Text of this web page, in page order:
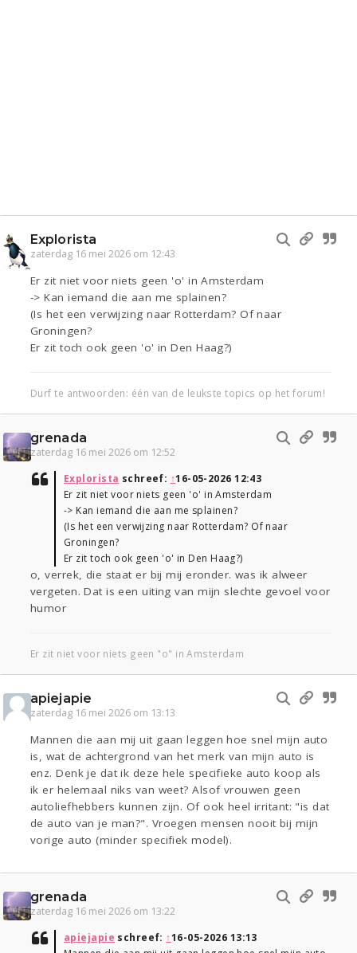
Explorista
zaterdag 16 mei 2026 om 12:43
Er zit niet voor niets geen 'o' in Amsterdam
-> Kan iemand die aan me splainen?
(Is het een verwijzing naar Rotterdam? Of naar
Groningen?
Er zit toch ook geen 'o' in Den Haag?)
Durf te antwoorden: één van de leukste topics op het forum!
grenada
zaterdag 16 mei 2026 om 12:52
Explorista schreef: ↑16-05-2026 12:43
Er zit niet voor niets geen 'o' in Amsterdam
-> Kan iemand die aan me splainen?
(Is het een verwijzing naar Rotterdam? Of naar
Groningen?
Er zit toch ook geen 'o' in Den Haag?)
o, verrek, die staat er bij mij eronder. was ik alweer
vergeten. Dat is een uiting van mijn slechte gevoel voor
humor
Er zit niet voor niets geen "o" in Amsterdam
apiejapie
zaterdag 16 mei 2026 om 13:13
Mannen die aan mij uit gaan leggen hoe snel mijn auto
is, wat de achtergrond van het merk van mijn auto is
enz. Denk je dat ik deze hele specifieke auto koop als
ik er helemaal niks van weet? Alsof vrouwen geen
autoliefhebbers kunnen zijn. Of ook heel irritant: "is dat
de auto van je man?". Vroegen mensen nooit bij mijn
vorige auto (minder specifiek model).
grenada
zaterdag 16 mei 2026 om 13:22
apiejapie schreef: ↑16-05-2026 13:13